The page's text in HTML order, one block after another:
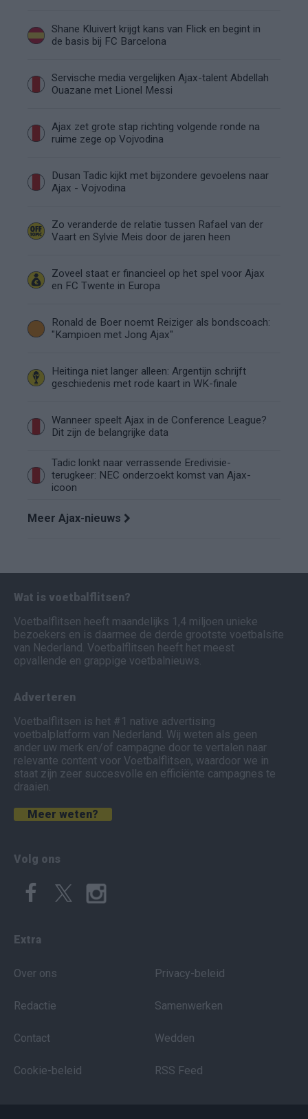
Shane Kluivert krijgt kans van Flick en begint in
de basis bij FC Barcelona
Servische media vergelijken Ajax-talent Abdellah
Ouazane met Lionel Messi
Ajax zet grote stap richting volgende ronde na
ruime zege op Vojvodina
Dusan Tadic kijkt met bijzondere gevoelens naar
Ajax - Vojvodina
Zo veranderde de relatie tussen Rafael van der
Vaart en Sylvie Meis door de jaren heen
Zoveel staat er financieel op het spel voor Ajax
en FC Twente in Europa
Ronald de Boer noemt Reiziger als bondscoach:
"Kampioen met Jong Ajax"
Heitinga niet langer alleen: Argentijn schrijft
geschiedenis met rode kaart in WK-finale
Wanneer speelt Ajax in de Conference League?
Dit zijn de belangrijke data
Tadic lonkt naar verrassende Eredivisie-
terugkeer: NEC onderzoekt komst van Ajax-
icoon
Meer Ajax-nieuws
Wat is voetbalflitsen?
Voetbalflitsen heeft maandelijks 1,4 miljoen unieke
bezoekers en is daarmee de derde grootste voetbalsite
van Nederland. Voetbalflitsen heeft het meest
opvallende en grappige voetbalnieuws.
Adverteren
Voetbalflitsen is het #1 native advertising
voetbalplatform van Nederland. Wij weten als geen
ander uw merk en/of campagne door te vertalen naar
relevante content voor Voetbalflitsen, waardoor we in
staat zijn zeer succesvolle en efficiënte campagnes te
draaien.
Meer weten?
Volg ons
Extra
Over ons
Redactie
Contact
Cookie-beleid
Privacy-beleid
Samenwerken
Wedden
RSS Feed